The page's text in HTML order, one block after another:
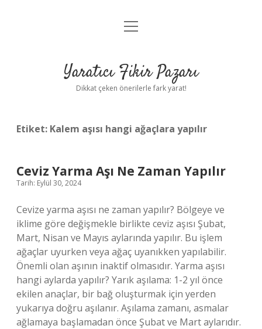
Anasayfa
Yasal Uyarı
menüyü
Yaratıcı Fikir Pazarı
Dikkat çeken önerilerle fark yarat!
Etiket: Kalem aşısı hangi ağaçlara yapılır
Ceviz Yarma Aşı Ne Zaman Yapılır
Tarih: Eylül 30, 2024
Cevize yarma aşısı ne zaman yapılır? Bölgeye ve
iklime göre değişmekle birlikte ceviz aşısı Şubat,
Mart, Nisan ve Mayıs aylarında yapılır. Bu işlem
ağaçlar uyurken veya ağaç uyanıkken yapılabilir.
Önemli olan aşının inaktif olmasıdır. Yarma aşısı
hangi aylarda yapılır? Yarık aşılama: 1-2 yıl önce
ekilen anaçlar, bir bağ oluşturmak için yerden
yukarıya doğru aşılanır. Aşılama zamanı, asmalar
ağlamaya başlamadan önce Şubat ve Mart aylarıdır.